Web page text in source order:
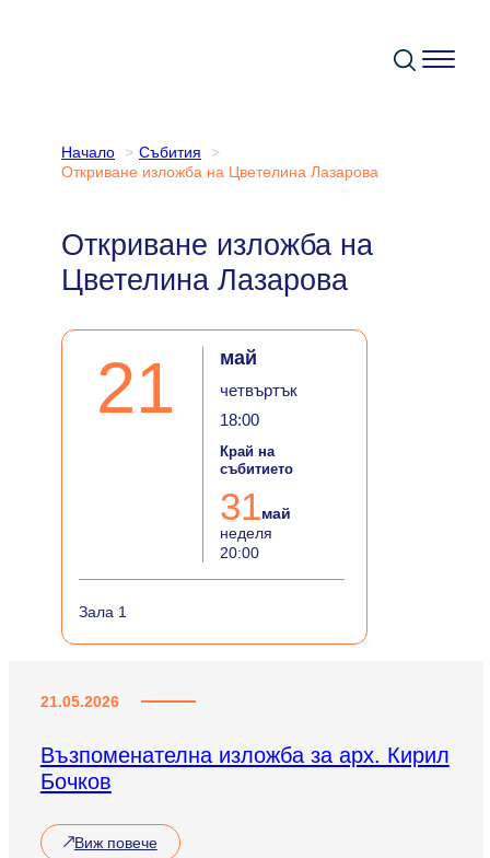
Начало
Събития
Откриване изложба на Цветелина Лазарова
Откриване изложба на
Цветелина Лазарова
21 май
четвъртък
18:00
Край на
събитието
31май
неделя
20:00
Зала 1
21.05.2026
Възпоменателна изложба за арх. Кирил
Бочков
Виж повече